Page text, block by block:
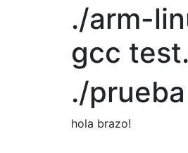
./arm-
gcc
./prueba
hola brazo!